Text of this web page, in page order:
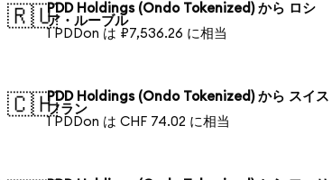
🇷🇺PDD Holdings (Ondo Tokenized) から ロシ
ア・ルーブル
1 PDDon は ₽7,536.26 に相当
🇨🇭PDD Holdings (Ondo Tokenized) から スイス
フラン
1 PDDon は CHF 74.02 に相当